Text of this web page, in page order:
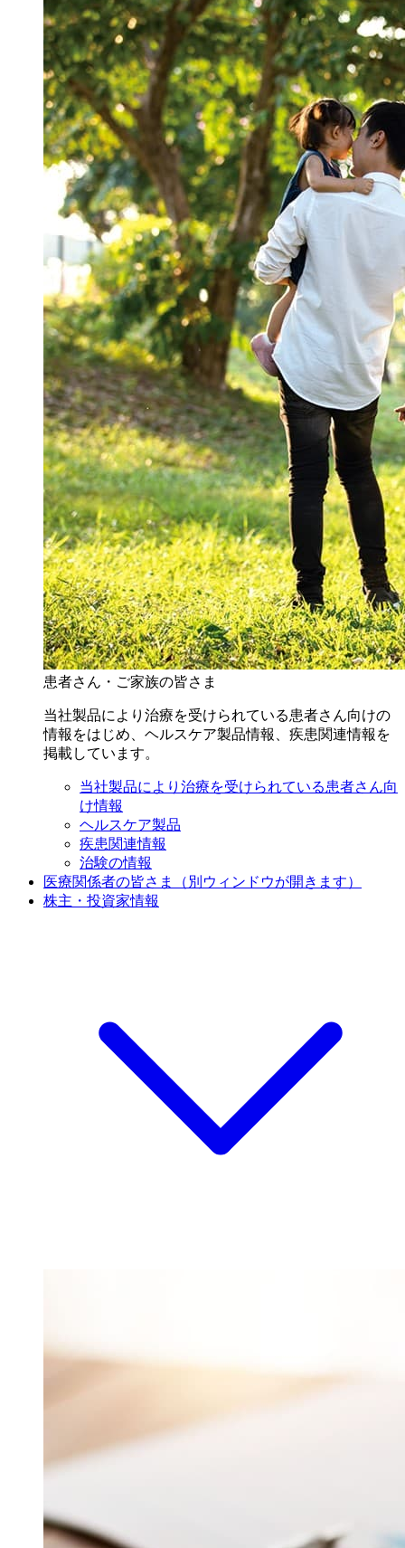
患者さん・ご家族の皆さま
当社製品により治療を受けられている患者さん向けの
情報をはじめ、ヘルスケア製品情報、疾患関連情報を
掲載しています。
当社製品により治療を受けられている患者さん向
け情報
ヘルスケア製品
疾患関連情報
治験の情報
医療関係者の皆さま
（別ウィンドウが開きます）
株主・投資家情報